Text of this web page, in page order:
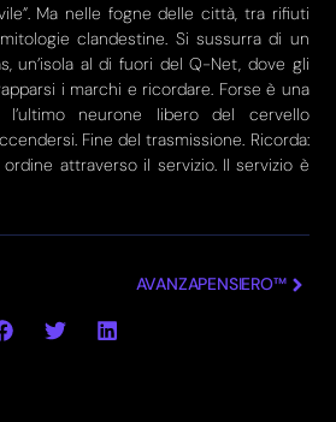
Ma nelle fogne delle città, tra rifiuti
clandestine. Si sussurra di un
un’isola al di fuori del Q-Net, dove gli
i marchi e ricordare. Forse è una
neurone libero del cervello
Fine del trasmissione. Ricorda:
attraverso il servizio. Il servizio è
AVANZAPENSIERO™